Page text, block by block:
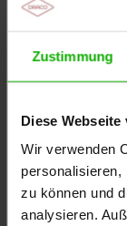
Zustimmung
Diese
Wir verwenden
personalisieren,
zu können und
analysieren.
Klinische
Merkmale